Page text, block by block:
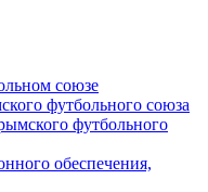
союзе
футбольного союза
футбольного
обеспечения,